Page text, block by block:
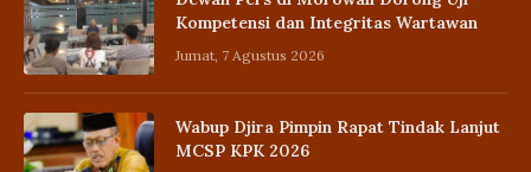
Kompetensi dan Integritas Wartawan
Jumat, 7 Agustus 2026
Wabup Djira Pimpin Rapat Tindak Lanjut
MCSP KPK 2026